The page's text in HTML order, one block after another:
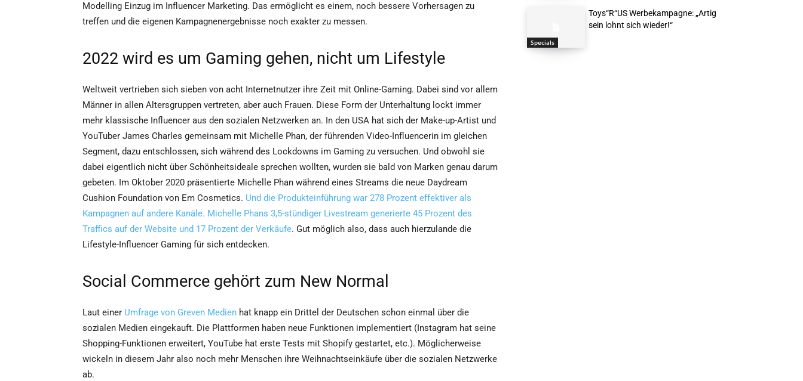
Modelling Einzug im Influencer Marketing. Das ermöglicht es einem, noch bessere Vorhersagen zu
treffen und die eigenen Kampagnenergebnisse noch exakter zu messen.
2022 wird es um Gaming gehen, nicht um Lifestyle
Weltweit vertrieben sich sieben von acht Internetnutzer ihre Zeit mit Online-Gaming. Dabei sind vor allem
Männer in allen Altersgruppen vertreten, aber auch Frauen. Diese Form der Unterhaltung lockt immer
mehr klassische Influencer aus den sozialen Netzwerken an. In den USA hat sich der Make-up-Artist und
YouTuber James Charles gemeinsam mit Michelle Phan, der führenden Video-Influencerin im gleichen
Segment, dazu entschlossen, sich während des Lockdowns im Gaming zu versuchen. Und obwohl sie
dabei eigentlich nicht über Schönheitsideale sprechen wollten, wurden sie bald von Marken genau darum
gebeten. Im Oktober 2020 präsentierte Michelle Phan während eines Streams die neue Daydream
Cushion Foundation von Em Cosmetics. Und die Produkteinführung war 278 Prozent effektiver als
Kampagnen auf andere Kanäle. Michelle Phans 3,5-stündiger Livestream generierte 45 Prozent des
Traffics auf der Website und 17 Prozent der Verkäufe. Gut möglich also, dass auch hierzulande die
Lifestyle-Influencer Gaming für sich entdecken.
Social Commerce gehört zum New Normal
Laut einer Umfrage von Greven Medien hat knapp ein Drittel der Deutschen schon einmal über die
sozialen Medien eingekauft. Die Plattformen haben neue Funktionen implementiert (Instagram hat seine
Shopping-Funktionen erweitert, YouTube hat erste Tests mit Shopify gestartet, etc.). Möglicherweise
wickeln in diesem Jahr also noch mehr Menschen ihre Weihnachtseinkäufe über die sozialen Netzwerke
ab.
Specials
Toys“R“US Werbekampagne: „Artig
sein lohnt sich wieder!“